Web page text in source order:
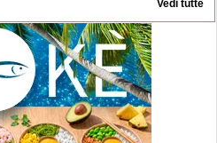
Vedi tutte